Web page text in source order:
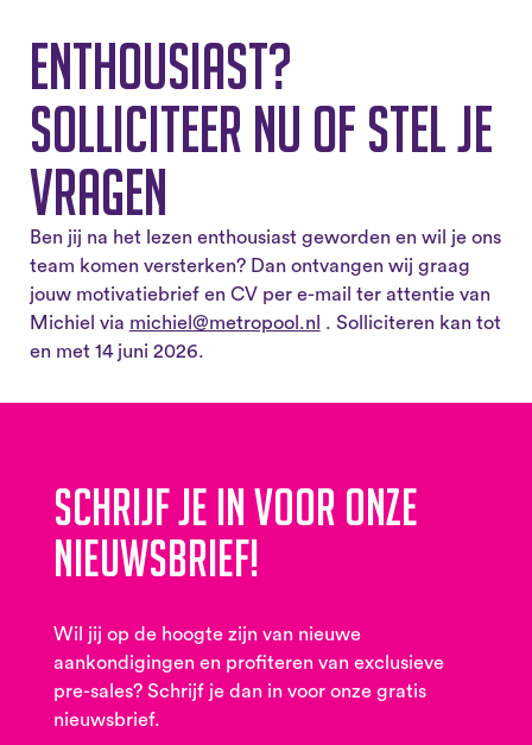
Enthousiast?
Solliciteer nu of stel je
vragen
Ben jij na het lezen enthousiast geworden en wil je ons
team komen versterken? Dan ontvangen wij graag
jouw motivatiebrief en CV per e-mail ter attentie van
Michiel via michiel@metropool.nl
. Solliciteren kan tot
en met 14 juni 2026.
Schrijf je in voor onze
nieuwsbrief!
Wil jij op de hoogte zijn van nieuwe
aankondigingen en profiteren van exclusieve
pre-sales? Schrijf je dan in voor onze gratis
nieuwsbrief.